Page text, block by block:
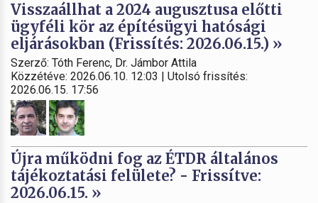
Visszaállhat a 2024 augusztusa előtti
ügyféli kör az építésügyi hatósági
eljárásokban (Frissítés: 2026.06.15.) »
Szerző: Tóth Ferenc, Dr. Jámbor Attila
Közzétéve: 2026.06.10. 12:03 | Utolsó frissítés:
2026.06.15. 17:56
Újra működni fog az ÉTDR általános
tájékoztatási felülete? - Frissítve:
2026.06.15. »